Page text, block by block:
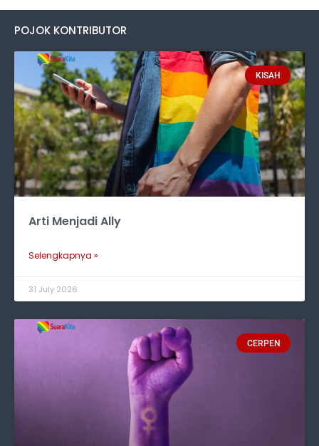
POJOK KONTRIBUTOR
KISAH
Arti Menjadi Ally
Selengkapnya »
31 July 2026
CERPEN